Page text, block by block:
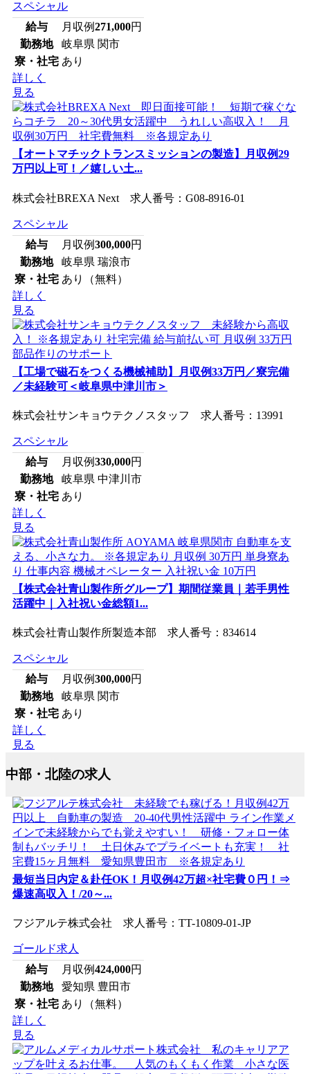
スペシャル
給与
月収例271,000円
勤務地
岐阜県 関市
寮・社宅 あり
詳しく
見る
【オートマチックトランスミッションの製造】月収例29
万円以上可！／嬉しい土...
株式会社BREXA Next 求人番号：G08-8916-01
スペシャル
給与
月収例300,000円
勤務地
岐阜県 瑞浪市
寮・社宅 あり（無料）
詳しく
見る
【工場で磁石をつくる機械補助】月収例33万円／寮完備
／未経験可＜岐阜県中津川市＞
株式会社サンキョウテクノスタッフ 求人番号：13991
スペシャル
給与
月収例330,000円
勤務地
岐阜県 中津川市
寮・社宅 あり
詳しく
見る
【株式会社青山製作所グループ】期間従業員｜若手男性
活躍中｜入社祝い金総額1...
株式会社青山製作所製造本部 求人番号：834614
スペシャル
給与
月収例300,000円
勤務地
岐阜県 関市
寮・社宅 あり
詳しく
見る
中部・北陸の求人
最短当日内定＆赴任OK！月収例42万超×社宅費０円！⇒
爆速高収入！/20～...
フジアルテ株式会社 求人番号：TT-10809-01-JP
ゴールド求人
給与
月収例424,000円
勤務地
愛知県 豊田市
寮・社宅 あり（無料）
詳しく
見る